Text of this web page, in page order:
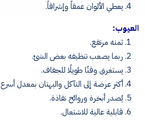
يعطي الألوان عمقاً وإشراقاً.
العيوب:
ثمنه مرتفع.
ربما يصعب تنظيفه بعض الشئ.
يستغرق وقتًا طويلًا للجفاف.
أكثر عرضة إلى التآكل والبهتان بمعدل أسرع
يُصدر أبخرة وروائح نفاذة.
قابلية عالية للاشتعال.